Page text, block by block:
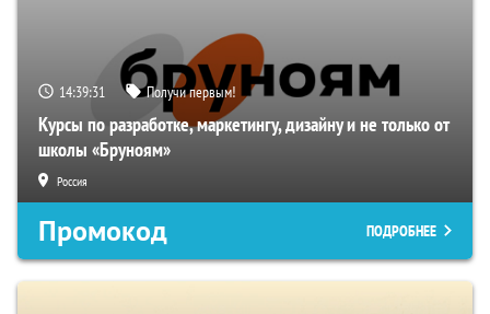
14:39:31 Получи первым!
Курсы по разработке, маркетингу, дизайну и не только от
школы «Бруноям»
Россия
Промокод ПОДРОБНЕЕ